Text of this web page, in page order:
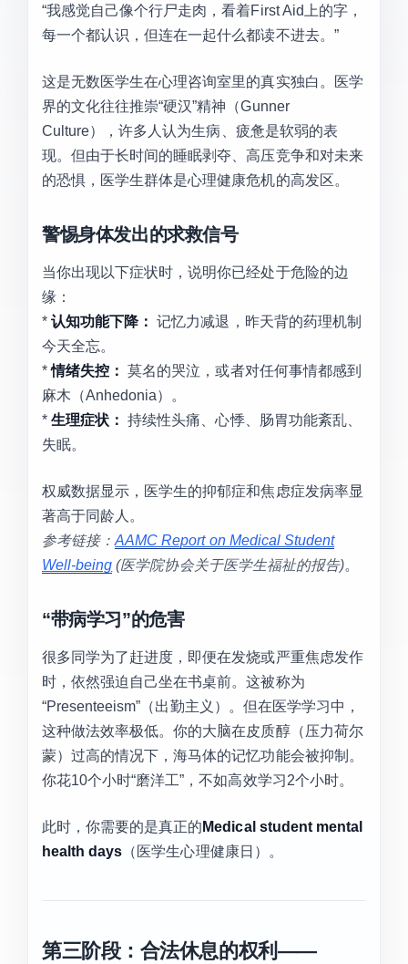
“我感觉自己像个行尸走肉，看着First Aid上的字，
每一个都认识，但连在一起什么都读不进去。”
这是无数医学生在心理咨询室里的真实独白。医学
界的文化往往推崇“硬汉”精神（Gunner
Culture），许多人认为生病、疲惫是软弱的表
现。但由于长时间的睡眠剥夺、高压竞争和对未来
的恐惧，医学生群体是心理健康危机的高发区。
警惕身体发出的求救信号
当你出现以下症状时，说明你已经处于危险的边
缘：
*认知功能下降： 记忆力减退，昨天背的药理机制
今天全忘。
*情绪失控： 莫名的哭泣，或者对任何事情都感到
麻木（Anhedonia）。
*生理症状： 持续性头痛、心悸、肠胃功能紊乱、
失眠。
权威数据显示，医学生的抑郁症和焦虑症发病率显
著高于同龄人。
参考链接：AAMC Report on Medical Student
Well-being (医学院协会关于医学生福祉的报告)。
“带病学习”的危害
很多同学为了赶进度，即便在发烧或严重焦虑发作
时，依然强迫自己坐在书桌前。这被称为
“Presenteeism”（出勤主义）。但在医学学习中，
这种做法效率极低。你的大脑在皮质醇（压力荷尔
蒙）过高的情况下，海马体的记忆功能会被抑制。
你花10个小时“磨洋工”，不如高效学习2个小时。
此时，你需要的是真正的 Medical student mental
health days （医学生心理健康日）。
第三阶段：合法休息的权利——